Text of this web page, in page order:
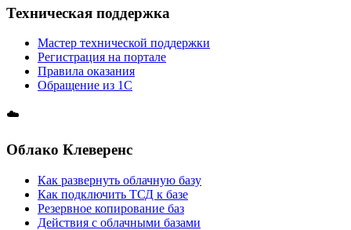
Техническая поддержка
Мастер технической поддержки
Регистрация на портале
Правила оказания
Обращение из 1С
☁️
Облако Клеверенс
Как развернуть облачную базу
Как подключить ТСД к базе
Резервное копирование баз
Действия с облачными базами